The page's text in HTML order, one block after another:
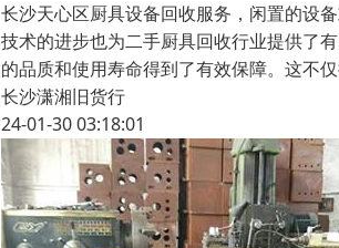
长沙天心区厨具设备回收服务，闲置的设
技术的进步也为二手厨具回收行业提供了
的品质和使用寿命得到了有效保障。这不
长沙潇湘旧货行
24-01-30 03:18:01